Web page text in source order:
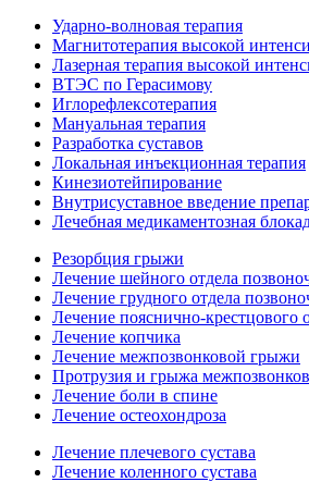
Ударно-волновая терапия
Магнитотерапия высокой
Лазерная терапия высокой
ВТЭС по Герасимову
Иглорефлексотерапия
Мануальная терапия
Разработка суставов
Локальная инъекционная терапия
Кинезиотейпирование
Внутрисуставное введение
Лечебная медикаментозная
Резорбция грыжи
Лечение шейного отдела
Лечение грудного отдела
Лечение пояснично-крестцового
Лечение копчика
Лечение межпозвонковой грыжи
Протрузия и грыжа
Лечение боли в спине
Лечение остеохондроза
Лечение плечевого сустава
Лечение коленного сустава